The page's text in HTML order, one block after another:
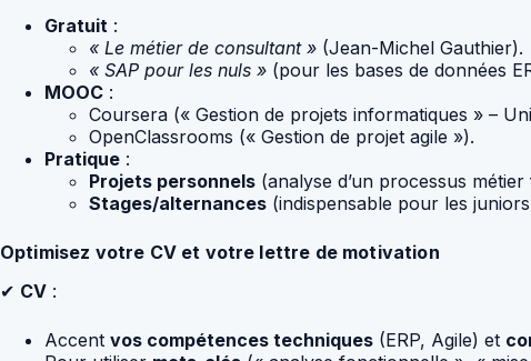
Gratuit :
« Le métier de consultant » (Jean-Michel Gauthier).
« SAP pour les nuls » (pour les bases de données
MOOC :
Coursera (« Gestion de projets informatiques » –
OpenClassrooms (« Gestion de projet agile »).
Pratique :
Projets personnels (analyse d’un processus métier
Stages/alternances (indispensable pour les
Optimisez votre CV et votre lettre de motivation
✔ CV :
Accent vos compétences techniques (ERP, Agile) et